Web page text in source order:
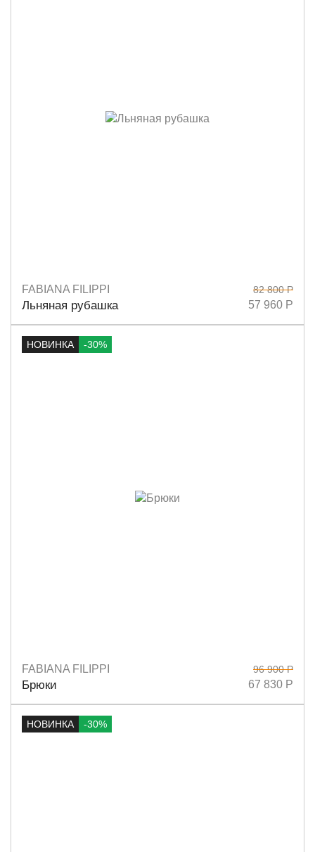
Размеры 44
FABIANA FILIPPI
Льняная рубашка
82 800 Р
57 960 Р
НОВИНКА -30%
Размеры
FABIANA FILIPPI
Брюки
96 900 Р
67 830 Р
НОВИНКА -30%